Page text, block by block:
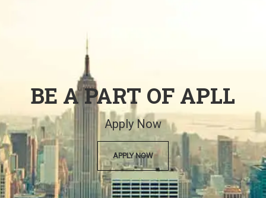
BE A PART OF APLL
Apply Now
APPLY NOW